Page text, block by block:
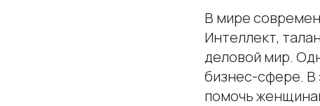
В мире
Интеллект,
деловой мир.
бизнес-сфере. В
помочь